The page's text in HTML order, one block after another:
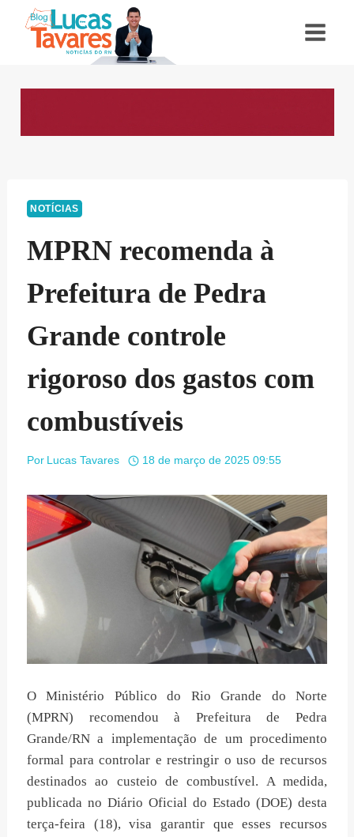
NOTÍCIAS
MPRN recomenda à
Prefeitura de Pedra
Grande controle
rigoroso dos gastos com
combustíveis
Por Lucas Tavares 18 de março de 2025 09:55
O Ministério Público do Rio Grande do Norte
(MPRN) recomendou à Prefeitura de Pedra
Grande/RN a implementação de um procedimento
formal para controlar e restringir o uso de recursos
destinados ao custeio de combustível. A medida,
publicada no Diário Oficial do Estado (DOE) desta
terça-feira (18), visa garantir que esses recursos